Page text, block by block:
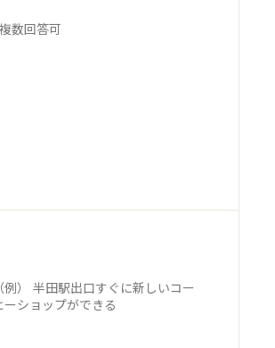
数回答可
（例） 半田駅出口すぐに新しいコー
ーショップができる